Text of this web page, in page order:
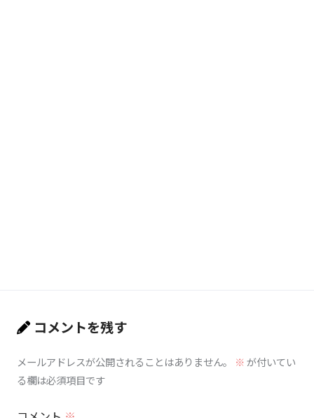
コメントを残す
メールアドレスが公開されることはありません。 ※が付いてい
る欄は必須項目です